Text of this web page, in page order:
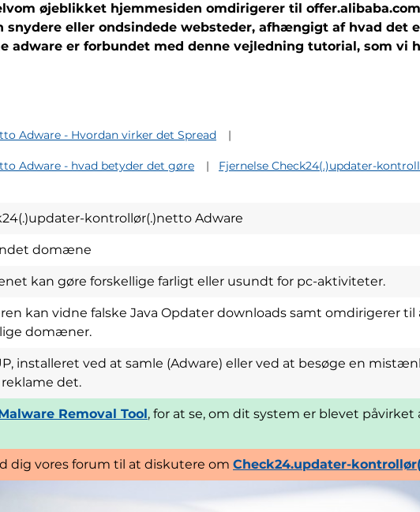
øjeblikket hjemmesiden omdirigerer til
eller ondsindede websteder, afhængigt af hvad det
adware er forbundet med denne vejledning tutorial, som vi
Adware - Hvordan virker det Spread
Adware - hvad betyder det gøre Fjernelse Check24(.)updater-
kontrollør(.)netto Adware
domæne
kan gøre forskellige farligt eller usundt for pc-aktiviteter.
kan vidne falske Java Opdater downloads samt omdirigerer
domæner.
installeret ved at samle (Adware) eller ved at besøge en
det.
Removal Tool, for at se, om dit system er blevet påvirket
dig vores forum til at diskutere om Check24.updater-